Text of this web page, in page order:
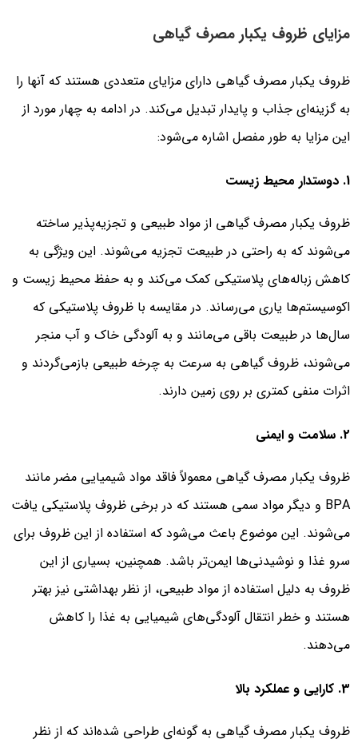
مزایای ظروف یکبار مصرف گیاهی
ظروف یکبار مصرف گیاهی دارای مزایای متعددی هستند که آنها را
به گزینه‌ای جذاب و پایدار تبدیل می‌کند. در ادامه به چهار مورد از
این مزایا به طور مفصل اشاره می‌شود:
1. دوستدار محیط زیست
ظروف یکبار مصرف گیاهی از مواد طبیعی و تجزیه‌پذیر ساخته
می‌شوند که به راحتی در طبیعت تجزیه می‌شوند. این ویژگی به
کاهش زباله‌های پلاستیکی کمک می‌کند و به حفظ محیط زیست و
اکوسیستم‌ها یاری می‌رساند. در مقایسه با ظروف پلاستیکی که
سال‌ها در طبیعت باقی می‌مانند و به آلودگی خاک و آب منجر
می‌شوند، ظروف گیاهی به سرعت به چرخه طبیعی بازمی‌گردند و
اثرات منفی کمتری بر روی زمین دارند.
2. سلامت و ایمنی
ظروف یکبار مصرف گیاهی معمولاً فاقد مواد شیمیایی مضر مانند
BPA و دیگر مواد سمی هستند که در برخی ظروف پلاستیکی یافت
می‌شوند. این موضوع باعث می‌شود که استفاده از این ظروف برای
سرو غذا و نوشیدنی‌ها ایمن‌تر باشد. همچنین، بسیاری از این
ظروف به دلیل استفاده از مواد طبیعی، از نظر بهداشتی نیز بهتر
هستند و خطر انتقال آلودگی‌های شیمیایی به غذا را کاهش
می‌دهند.
3. کارایی و عملکرد بالا
ظروف یکبار مصرف گیاهی به گونه‌ای طراحی شده‌اند که از نظر